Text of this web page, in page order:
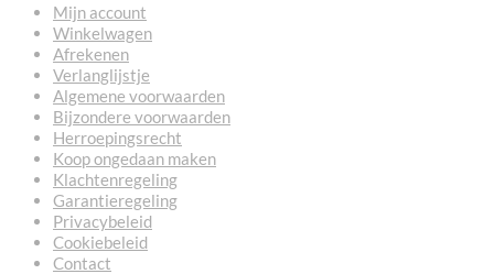
Mijn account
Winkelwagen
Afrekenen
Verlanglijstje
Algemene voorwaarden
Bijzondere voorwaarden
Herroepingsrecht
Koop ongedaan maken
Klachtenregeling
Garantieregeling
Privacybeleid
Cookiebeleid
Contact